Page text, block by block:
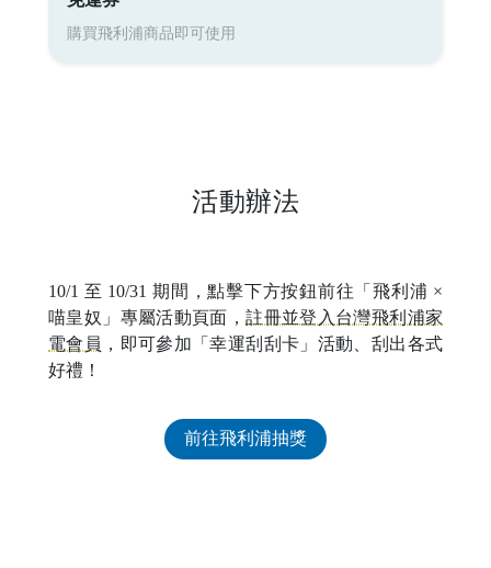
購買飛利浦商品即可使用
活動辦法
10/1 至 10/31 期間，點擊下方按鈕前往「飛利浦 ×
喵皇奴」專屬活動頁面，註冊並登入台灣飛利浦家
電會員 ，即可參加「幸運刮刮卡」活動、刮出各式
好禮！
前往飛利浦抽獎